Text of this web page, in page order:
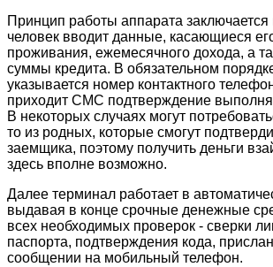
Принцип работы аппарата заключается
человек вводит данные, касающиеся
проживания, ежемесячного дохода, а
суммы кредита. В обязательном
указывается номер контактного
приходит СМС подтверждение
В некоторых случаях могут
то из родных, которые смогут
заемщика, поэтому получить деньги
здесь вполне возможно.
Далее терминал работает в
выдавая в конце срочные денежные
всех необходимых проверок - сверки
паспорта, подтверждения кода,
сообщении на мобильный телефон.